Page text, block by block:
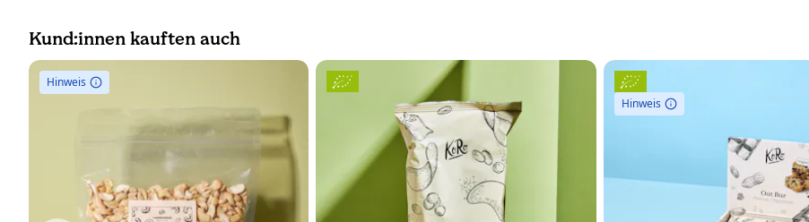
Kund:innen kauften auch
Hinweis
Hinweis